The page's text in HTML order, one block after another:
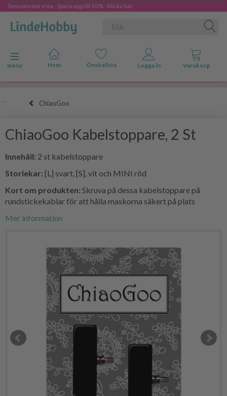
Sensommarsrea - Spara upp till 50% - klicka här
Ändra navigering
meny
ChiaoGoo
ChiaoGoo Kabelstoppare, 2 St
Innehåll: 2 st kabelstoppare
Storlekar: [L] svart, [S], vit och MINI röd
Kort om produkten: Skruva på dessa kabelstoppare på
rundstickekablar för att hålla maskorna säkert på plats
Mer information